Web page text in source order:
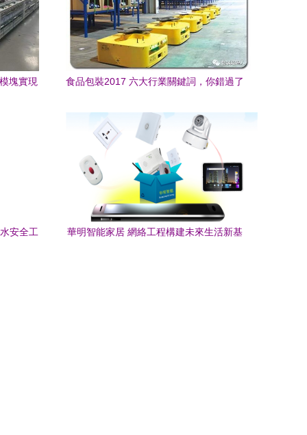
塊實現
食品包裝2017 六大行業關鍵詞，你錯過了
安全工
華明智能家居 網絡工程構建未來生活新基